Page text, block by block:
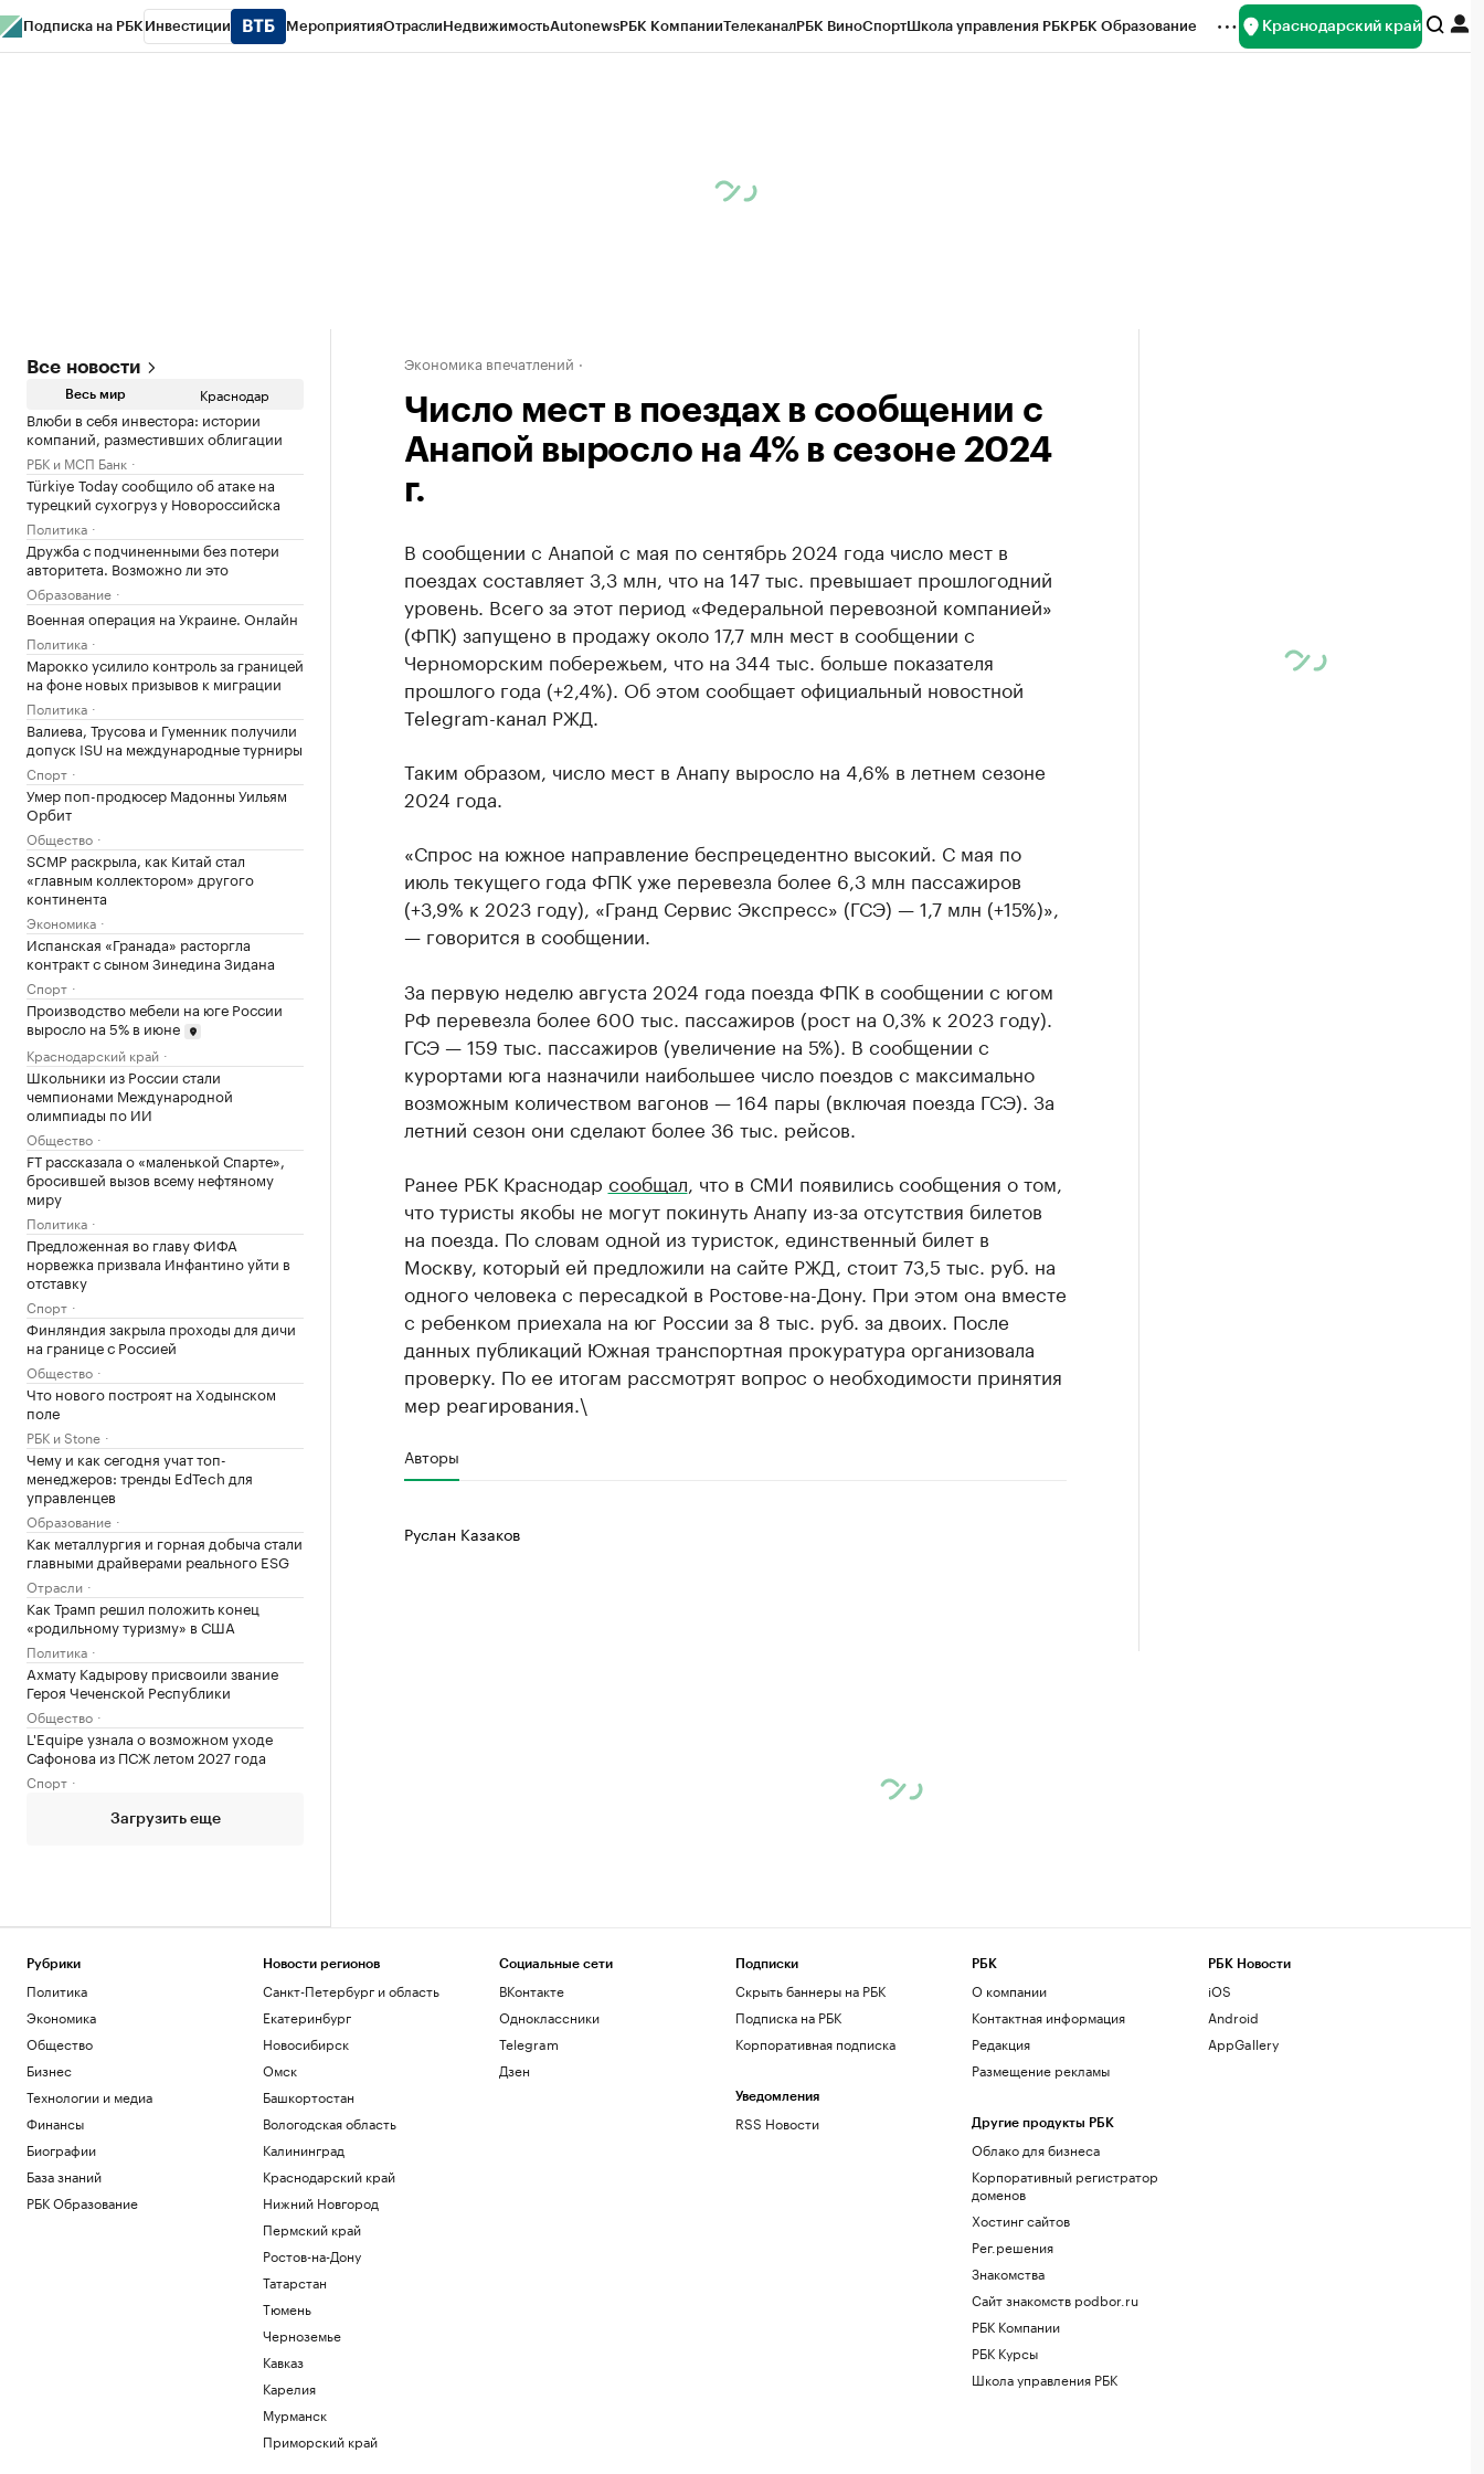
Подписка на РБК Инвестиции МероприятияОтраслиНедвижимостьAutonewsРБК КомпанииТелеканалРБК ВиноСпортШкола управления РБКРБК Образование Краснодарский край
Все новости
Весь мир Краснодар
Влюби в себя инвестора: истории
компаний, разместивших облигации
РБК и МСП Банк
Türkiye Today сообщило об атаке на
турецкий сухогруз у Новороссийска
Политика
Дружба с подчиненными без потери
авторитета. Возможно ли это
Образование
Военная операция на Украине. Онлайн
Политика
Марокко усилило контроль за границей
на фоне новых призывов к миграции
Политика
Валиева, Трусова и Гуменник получили
допуск ISU на международные турниры
Спорт
Умер поп-продюсер Мадонны Уильям
Орбит
Общество
SCMP раскрыла, как Китай стал
«главным коллектором» другого
континента
Экономика
Испанская «Гранада» расторгла
контракт с сыном Зинедина Зидана
Спорт
Производство мебели на юге России
выросло на 5% в июне
Краснодарский край
Школьники из России стали
чемпионами Международной
олимпиады по ИИ
Общество
FT рассказала о «маленькой Спарте»,
бросившей вызов всему нефтяному
миру
Политика
Предложенная во главу ФИФА
норвежка призвала Инфантино уйти в
отставку
Спорт
Финляндия закрыла проходы для дичи
на границе с Россией
Общество
Что нового построят на Ходынском
поле
РБК и Stone
Чему и как сегодня учат топ-
менеджеров: тренды EdTech для
управленцев
Образование
Как металлургия и горная добыча стали
главными драйверами реального ESG
Отрасли
Как Трамп решил положить конец
«родильному туризму» в США
Политика
Ахмату Кадырову присвоили звание
Героя Чеченской Республики
Общество
L'Equipe узнала о возможном уходе
Сафонова из ПСЖ летом 2027 года
Спорт
Загрузить еще
Экономика впечатлений
Число мест в поездах в сообщении с
Анапой выросло на 4% в сезоне 2024
г.
В сообщении с Анапой с мая по сентябрь 2024 года число мест в
поездах составляет 3,3 млн, что на 147 тыс. превышает прошлогодний
уровень. Всего за этот период «Федеральной перевозной компанией»
(ФПК) запущено в продажу около 17,7 млн мест в сообщении с
Черноморским побережьем, что на 344 тыс. больше показателя
прошлого года (+2,4%). Об этом сообщает официальный новостной
Telegram-канал РЖД.
Таким образом, число мест в Анапу выросло на 4,6% в летнем сезоне
2024 года.
«Спрос на южное направление беспрецедентно высокий. С мая по
июль текущего года ФПК уже перевезла более 6,3 млн пассажиров
(+3,9% к 2023 году), «Гранд Сервис Экспресс» (ГСЭ) — 1,7 млн (+15%)»,
— говорится в сообщении.
За первую неделю августа 2024 года поезда ФПК в сообщении с югом
РФ перевезла более 600 тыс. пассажиров (рост на 0,3% к 2023 году).
ГСЭ — 159 тыс. пассажиров (увеличение на 5%). В сообщении с
курортами юга назначили наибольшее число поездов с максимально
возможным количеством вагонов — 164 пары (включая поезда ГСЭ). За
летний сезон они сделают более 36 тыс. рейсов.
Ранее РБК Краснодар сообщал , что в СМИ появились сообщения о том,
что туристы якобы не могут покинуть Анапу из-за отсутствия билетов
на поезда. По словам одной из туристок, единственный билет в
Москву, который ей предложили на сайте РЖД, стоит 73,5 тыс. руб. на
одного человека с пересадкой в Ростове-на-Дону. При этом она вместе
с ребенком приехала на юг России за 8 тыс. руб. за двоих. После
данных публикаций Южная транспортная прокуратура организовала
проверку. По ее итогам рассмотрят вопрос о необходимости принятия
мер реагирования.\
Авторы
Руслан Казаков
Рубрики
Политика
Экономика
Общество
Бизнес
Технологии и медиа
Финансы
Биографии
База знаний
РБК Образование
Новости регионов
Санкт-Петербург и область
Екатеринбург
Новосибирск
Омск
Башкортостан
Вологодская область
Калининград
Краснодарский край
Нижний Новгород
Пермский край
Ростов-на-Дону
Татарстан
Тюмень
Черноземье
Кавказ
Карелия
Мурманск
Приморский край
Социальные сети
ВКонтакте
Одноклассники
Telegram
Дзен
Подписки
Скрыть баннеры на РБК
Подписка на РБК
Корпоративная подписка
Уведомления
RSS Новости
РБК
О компании
Контактная информация
Редакция
Размещение рекламы
Другие продукты РБК
Облако для бизнеса
Корпоративный регистратор
доменов
Хостинг сайтов
Рег.решения
Знакомства
Сайт знакомств podbor.ru
РБК Компании
РБК Курсы
Школа управления РБК
РБК Новости
iOS
Android
AppGallery